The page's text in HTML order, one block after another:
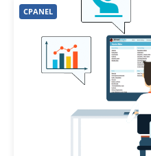
CPANEL